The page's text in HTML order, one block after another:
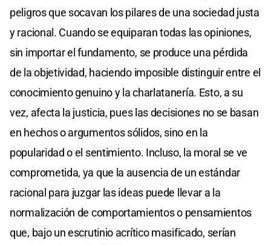
peligros que socavan los pilares de una sociedad justa
y racional. Cuando se equiparan todas las opiniones,
sin importar el fundamento, se produce una pérdida
de la objetividad, haciendo imposible distinguir entre el
conocimiento genuino y la charlatanería. Esto, a su
vez, afecta la justicia, pues las decisiones no se basan
en hechos o argumentos sólidos, sino en la
popularidad o el sentimiento. Incluso, la moral se ve
comprometida, ya que la ausencia de un estándar
racional para juzgar las ideas puede llevar a la
normalización de comportamientos o pensamientos
que, bajo un escrutinio acrítico masificado, serían